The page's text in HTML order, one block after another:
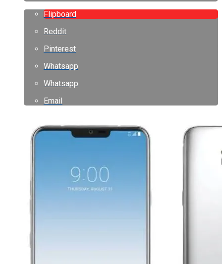
Flipboard
Reddit
Pinterest
Whatsapp
Whatsapp
Email